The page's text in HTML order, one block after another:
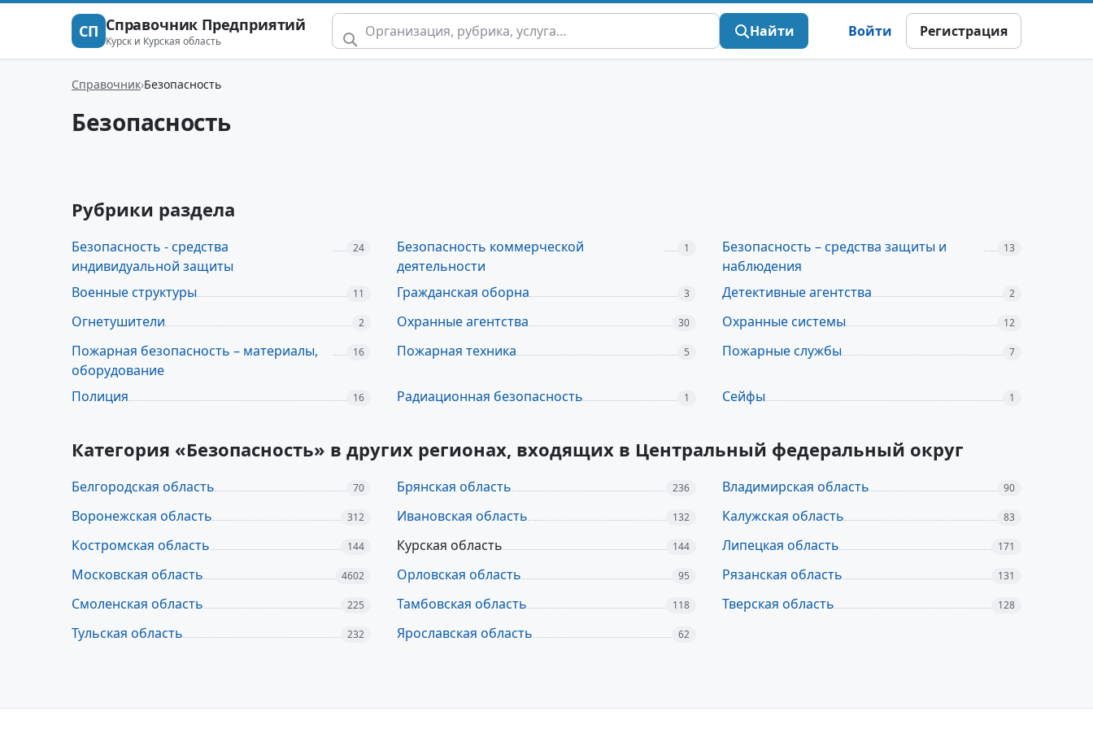
СП Справочник Предприятий
Курск и Курская область
Найти Войти Регистрация
Справочник Безопасность
Безопасность
Рубрики раздела
Безопасность - средства
индивидуальной защиты
24
Безопасность коммерческой
деятельности
1
Безопасность – средства защиты и
наблюдения
13
Военные структуры 11 Гражданская оборна 3 Детективные агентства 2
Огнетушители 2 Охранные агентства 30 Охранные системы 12
Пожарная безопасность – материалы,
оборудование
16 Пожарная техника 5 Пожарные службы 7
Полиция 16 Радиационная безопасность 1 Сейфы 1
Категория «Безопасность» в других регионах, входящих в Центральный федеральный округ
Белгородская область 70 Брянская область 236 Владимирская область 90
Воронежская область 312 Ивановская область 132 Калужская область 83
Костромская область 144 Курская область 144 Липецкая область 171
Московская область 4602 Орловская область 95 Рязанская область 131
Смоленская область 225 Тамбовская область 118 Тверская область 128
Тульская область 232 Ярославская область 62